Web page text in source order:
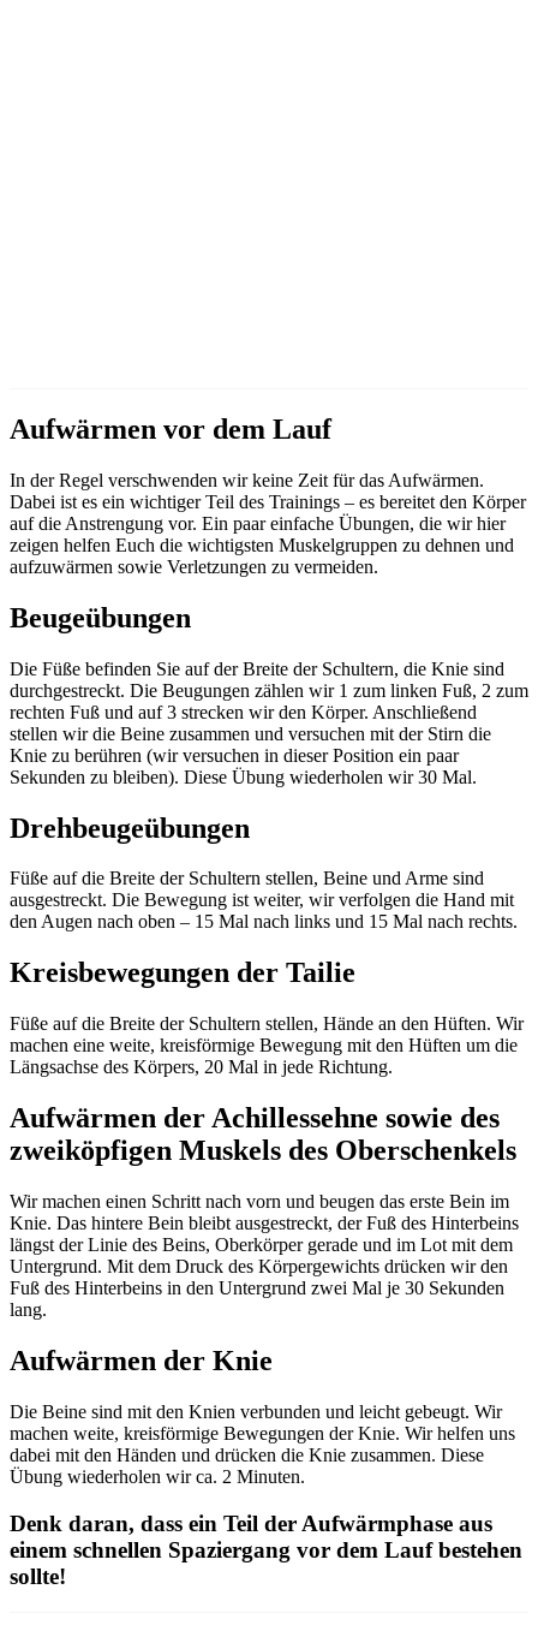
Aufwärmen vor dem Lauf
In der Regel verschwenden wir keine Zeit für das Aufwärmen.
Dabei ist es ein wichtiger Teil des Trainings – es bereitet den Körper
auf die Anstrengung vor. Ein paar einfache Übungen, die wir hier
zeigen helfen Euch die wichtigsten Muskelgruppen zu dehnen und
aufzuwärmen sowie Verletzungen zu vermeiden.
Beugeübungen
Die Füße befinden Sie auf der Breite der Schultern, die Knie sind
durchgestreckt. Die Beugungen zählen wir 1 zum linken Fuß, 2 zum
rechten Fuß und auf 3 strecken wir den Körper. Anschließend
stellen wir die Beine zusammen und versuchen mit der Stirn die
Knie zu berühren (wir versuchen in dieser Position ein paar
Sekunden zu bleiben). Diese Übung wiederholen wir 30 Mal.
Drehbeugeübungen
Füße auf die Breite der Schultern stellen, Beine und Arme sind
ausgestreckt. Die Bewegung ist weiter, wir verfolgen die Hand mit
den Augen nach oben – 15 Mal nach links und 15 Mal nach rechts.
Kreisbewegungen der Tailie
Füße auf die Breite der Schultern stellen, Hände an den Hüften. Wir
machen eine weite, kreisförmige Bewegung mit den Hüften um die
Längsachse des Körpers, 20 Mal in jede Richtung.
Aufwärmen der Achillessehne sowie des
zweiköpfigen Muskels des Oberschenkels
Wir machen einen Schritt nach vorn und beugen das erste Bein im
Knie. Das hintere Bein bleibt ausgestreckt, der Fuß des Hinterbeins
längst der Linie des Beins, Oberkörper gerade und im Lot mit dem
Untergrund. Mit dem Druck des Körpergewichts drücken wir den
Fuß des Hinterbeins in den Untergrund zwei Mal je 30 Sekunden
lang.
Aufwärmen der Knie
Die Beine sind mit den Knien verbunden und leicht gebeugt. Wir
machen weite, kreisförmige Bewegungen der Knie. Wir helfen uns
dabei mit den Händen und drücken die Knie zusammen. Diese
Übung wiederholen wir ca. 2 Minuten.
Denk daran, dass ein Teil der Aufwärmphase aus
einem schnellen Spaziergang vor dem Lauf bestehen
sollte!